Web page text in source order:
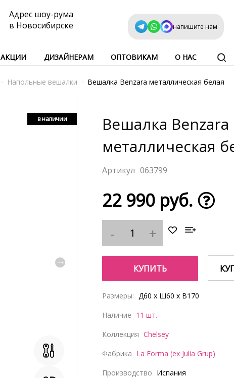
Адрес шоу-рума
в Новосибирске
напишите нам
АКЦИИ ДИЗАЙНЕРАМ ОПТОВИКАМ О НАС
Напольные вешалки Вешалка Benzara металлическая белая
в наличии
Вешалка Benzara
металлическая
063799
22 990 руб.
КУПИТЬ
Размеры: Д60 x Ш60 x В170
Наличие 11 шт.
Коллекция Chelsey
Фабрика La Forma (ex Julia Grup)
Производство Испания